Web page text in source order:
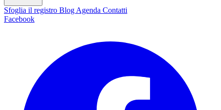
Sfoglia il registro Blog Agenda Contatti
Facebook